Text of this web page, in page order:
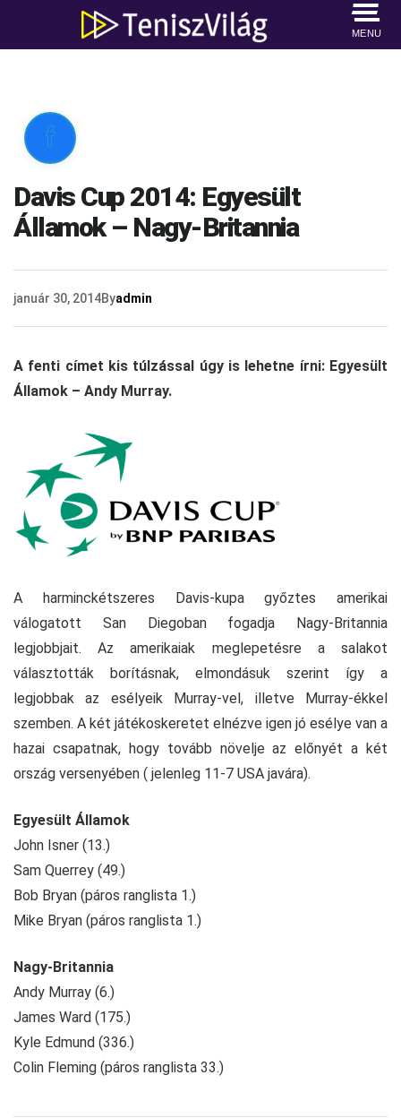
MENU

Davis Cup 2014: Egyesült
Államok – Nagy-Britannia
január 30, 2014Byadmin
A fenti címet kis túlzással úgy is lehetne írni: Egyesült
Államok – Andy Murray.
A harminckétszeres Davis-kupa győztes amerikai
válogatott San Diegoban fogadja Nagy-Britannia
legjobbjait. Az amerikaiak meglepetésre a salakot
választották borításnak, elmondásuk szerint így a
legjobbak az esélyeik Murray-vel, illetve Murray-ékkel
szemben. A két játékoskeretet elnézve igen jó esélye van a
hazai csapatnak, hogy tovább növelje az előnyét a két
ország versenyében ( jelenleg 11-7 USA javára).
Egyesült Államok
John Isner (13.)
Sam Querrey (49.)
Bob Bryan (páros ranglista 1.)
Mike Bryan (páros ranglista 1.)
Nagy-Britannia
Andy Murray (6.)
James Ward (175.)
Kyle Edmund (336.)
Colin Fleming (páros ranglista 33.)